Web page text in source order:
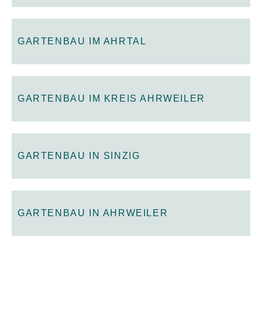
GARTENBAU IM AHRTAL
GARTENBAU IM KREIS AHRWEILER
GARTENBAU IN SINZIG
GARTENBAU IN AHRWEILER